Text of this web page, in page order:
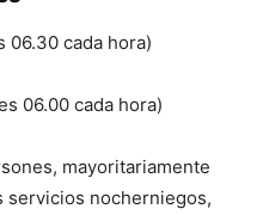
06.30 cada hora)
06.00 cada hora)
mayoritariamente
servicios nocherniegos,